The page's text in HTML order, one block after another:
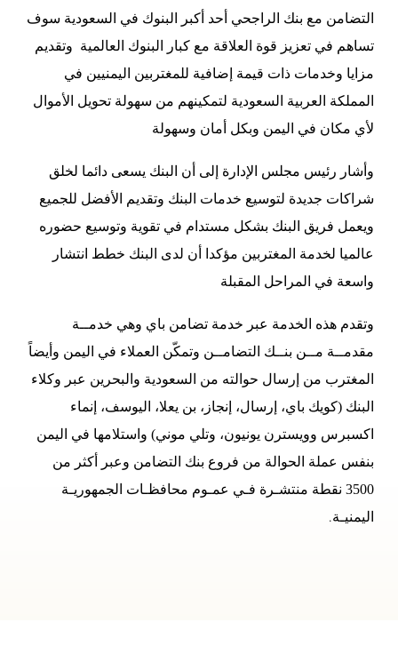
التضامن مع بنك الراجحي أحد أكبر البنوك في السعودية سوف
تساهم في تعزيز قوة العلاقة مع كبار البنوك العالمية وتقديم
مزايا وخدمات ذات قيمة إضافية للمغتربين اليمنيين في
المملكة العربية السعودية لتمكينهم من سهولة تحويل الأموال
لأي مكان في اليمن وبكل أمان وسهولة
وأشار رئيس مجلس الإدارة إلى أن البنك يسعى دائما لخلق
شراكات جديدة لتوسيع خدمات البنك وتقديم الأفضل للجميع
ويعمل فريق البنك بشكل مستدام في تقوية وتوسيع حضوره
عالميا لخدمة المغتربين مؤكدا أن لدى البنك خطط انتشار
واسعة في المراحل المقبلة
وتقدم هذه الخدمة عبر خدمة تضامن باي وهي خدمــة
مقدمــة مــن بنــك التضامــن وتمكّن العملاء في اليمن وأيضاً
المغترب من إرسال حوالته من السعودية والبحرين عبر وكلاء
البنك (كويك باي، إرسال، إنجاز، بن يعلا، اليوسف، إنماء
اكسبرس وويسترن يونيون، وتلي موني) واستلامها في اليمن
بنفس عملة الحوالة من فروع بنك التضامن وعبر أكثر من
3500 نقطة منتشـرة فـي عمـوم محافظـات الجمهوريـة
اليمنيـة.